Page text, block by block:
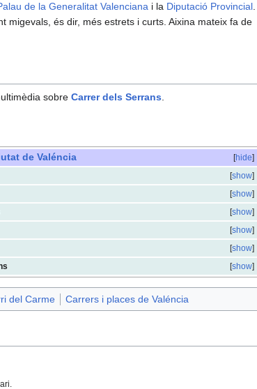
de la Generalitat Valenciana i la Diputació Provincial
migevals, és dir, més estrets i curts. Aixina mateix fa de
sobreCarrer dels Serrans
[hide]
de Valéncia
[show]
[show]
[show]
[show]
[show]
[show]
del Carme Carrers i places de Valéncia